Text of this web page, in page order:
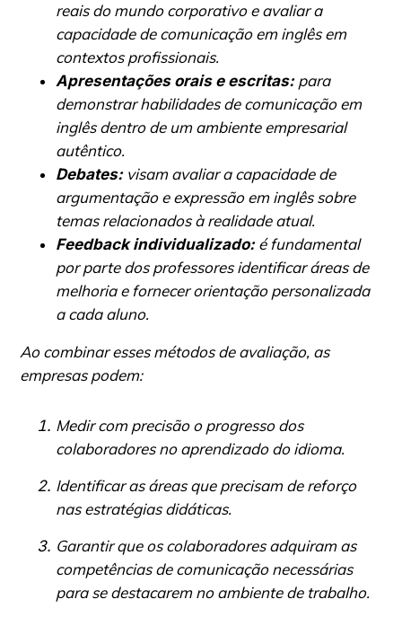
reais do mundo corporativo e avaliar a
capacidade de comunicação em inglês em
contextos profissionais.
Apresentações orais e escritas:para
demonstrar habilidades de comunicação em
inglês dentro de um ambiente empresarial
autêntico.
Debates: visam avaliar a capacidade de
argumentação e expressão em inglês sobre
temas relacionados à realidade atual.
Feedback individualizado: é fundamental
por parte dos professores identificar áreas de
melhoria e fornecer orientação personalizada
a cada aluno.
Ao combinar esses métodos de avaliação, as
empresas podem:
Medir com precisão o progresso dos
colaboradores no aprendizado do idioma.
Identificar as áreas que precisam de reforço
nas estratégias didáticas.
Garantir que os colaboradores adquiram as
competências de comunicação necessárias
para se destacarem no ambiente de trabalho.